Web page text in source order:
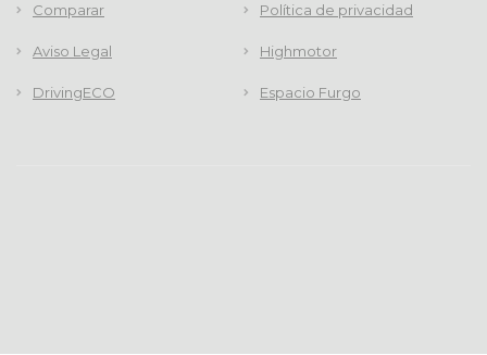
Comparar Política de privacidad
Aviso Legal Highmotor
DrivingECO Espacio Furgo